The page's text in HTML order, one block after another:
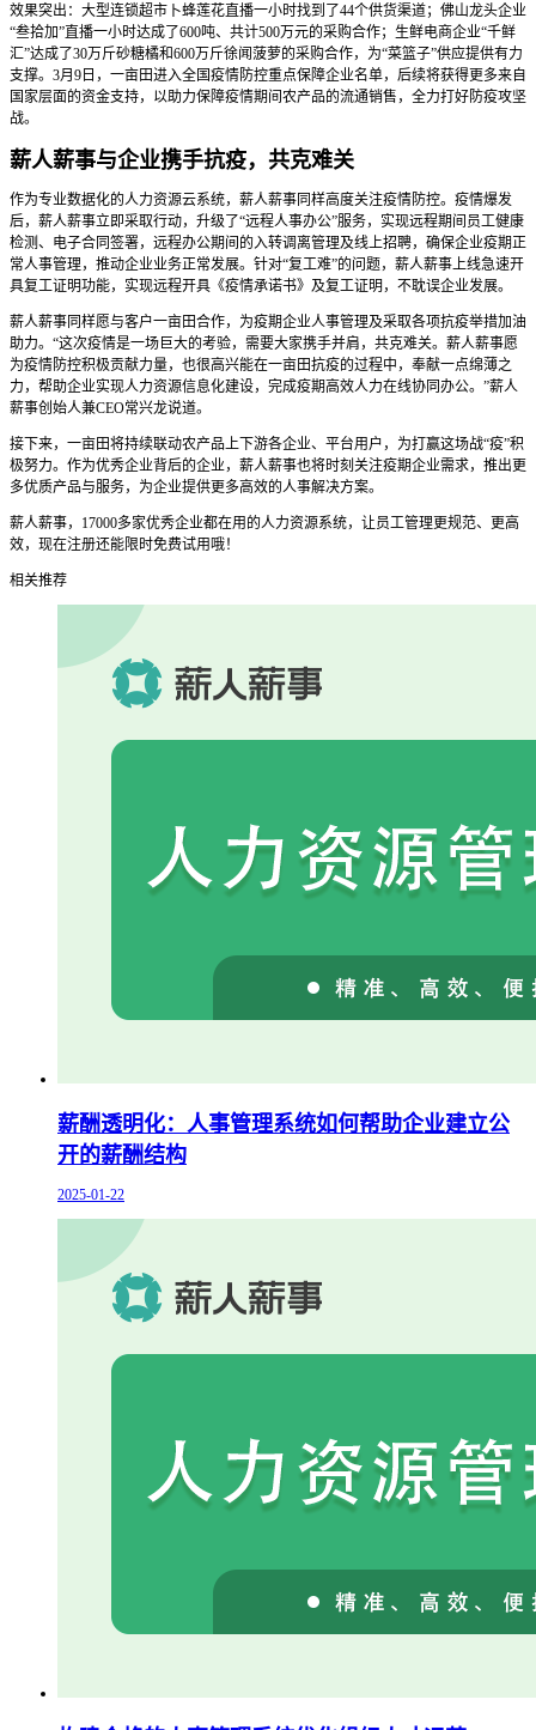
效果突出：大型连锁超市卜蜂莲花直播一小时找到了44个供货渠道；佛山龙头企业
“叁拾加”直播一小时达成了600吨、共计500万元的采购合作；生鲜电商企业“千鲜
汇”达成了30万斤砂糖橘和600万斤徐闻菠萝的采购合作，为“菜篮子”供应提供有力
支撑。3月9日，一亩田进入全国疫情防控重点保障企业名单，后续将获得更多来自
国家层面的资金支持，以助力保障疫情期间农产品的流通销售，全力打好防疫攻坚
战。
薪人薪事与企业携手抗疫，共克难关
作为专业数据化的人力资源云系统，薪人薪事同样高度关注疫情防控。疫情爆发
后，薪人薪事立即采取行动，升级了“远程人事办公”服务，实现远程期间员工健康
检测、电子合同签署，远程办公期间的入转调离管理及线上招聘，确保企业疫期正
常人事管理，推动企业业务正常发展。针对“复工难”的问题，薪人薪事上线急速开
具复工证明功能，实现远程开具《疫情承诺书》及复工证明，不耽误企业发展。
薪人薪事同样愿与客户一亩田合作，为疫期企业人事管理及采取各项抗疫举措加油
助力。“这次疫情是一场巨大的考验，需要大家携手并肩，共克难关。薪人薪事愿
为疫情防控积极贡献力量，也很高兴能在一亩田抗疫的过程中，奉献一点绵薄之
力，帮助企业实现人力资源信息化建设，完成疫期高效人力在线协同办公。”薪人
薪事创始人兼CEO常兴龙说道。
接下来，一亩田将持续联动农产品上下游各企业、平台用户，为打赢这场战“疫”积
极努力。作为优秀企业背后的企业，薪人薪事也将时刻关注疫期企业需求，推出更
多优质产品与服务，为企业提供更多高效的人事解决方案。
薪人薪事，17000多家优秀企业都在用的人力资源系统，让员工管理更规范、更高
效，现在注册还能限时免费试用哦！
相关推荐
薪酬透明化：人事管理系统如何帮助企业建立公
开的薪酬结构
2025-01-22